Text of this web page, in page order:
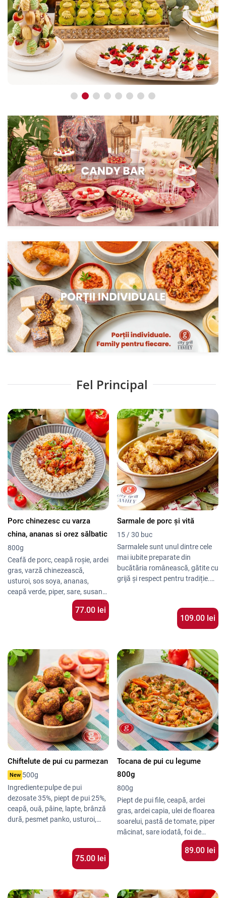
Fel Principal
Porc chinezesc cu varza
china, ananas si orez sălbatic
800g
Ceafă de porc, ceapă roșie, ardei
gras, varză chinezească,
usturoi, sos soya, ananas,
ceapă verde, piper, sare, susan
77.00 lei
Sarmale de porc și vită
15 / 30 buc
Sarmalele sunt unul dintre cele
mai iubite preparate din
bucătăria românească, gătite cu
grijă și respect pentru tradiție.
fragede de varză și umplute cu
carne suculentă, asezonată
perfect pentru un gust autentic.
porție pentru tine sau sarmale
pentru evenimente, avem opțiuni
flexibile pentru fiecare nevoie.
Rețetă Tradițională–
Pregătite după metode
Ingrediente de Calitate–
Folosim carne proaspătă și
condimente atent alese.
Gătite Lent– Pentru a
obține un gust bogat și o
textură fragedă.
Livrare Rapidă– Primești
sarmalele calde, direct la
ușă.
Sarmale pentru Catering–
Soluția ideală pentru
evenimente, livrate rapid și
în porții generoase.
Testimoniale
„Cele mai bune sarmale pe care
le-am comandat vreodată! Gust
autentic, porție generoasă și
livrare rapidă.” – Andrei M.
„Perfecte pentru masa în familie!
Sarmalele sunt fragede și foarte
bine asezonate.” – Elena P.
109.00 lei
Chiftelute de pui cu parmezan
New 500g
Ingrediente:pulpe de pui
dezosate 35%, piept de pui 25%,
ceapă, ouă, pâine, lapte, brânză
dură, pesmet panko, usturoi,
Alergeni:ou, gluten, lactoză
75.00 lei
Tocana de pui cu legume
800g
800g
Piept de pui file, ceapă, ardei
gras, ardei capia, ulei de floarea
soarelui, pastă de tomate, piper
măcinat, sare iodată, foi de
89.00 lei